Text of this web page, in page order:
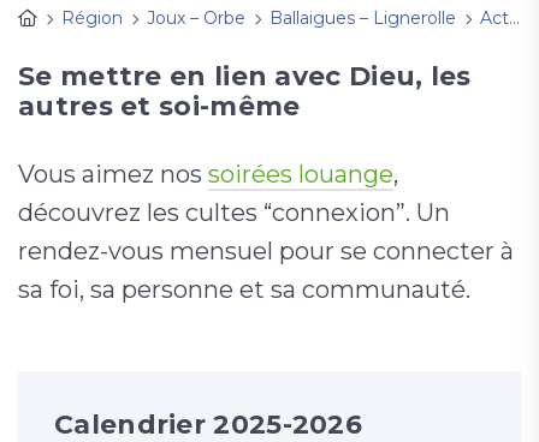
Région
Joux – Orbe Ballaigues – Lignerolle Activités
Se mettre en lien avec Dieu, les
autres et soi-même
Vous aimez nos soirées louange,
découvrez les cultes “connexion”. Un
rendez-vous mensuel pour se connecter à
sa foi, sa personne et sa communauté.
Calendrier 2025-2026